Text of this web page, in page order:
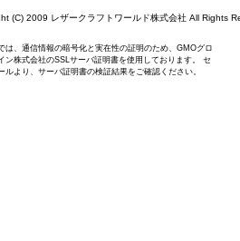
(C) 2009 レザークラフトワールド株式会社 All Rights
は、通信情報の暗号化と実在性の証明のため、GMOグロ
ン株式会社のSSLサーバ証明書を使用しております。 セ
ルより、サーバ証明書の検証結果をご確認ください。